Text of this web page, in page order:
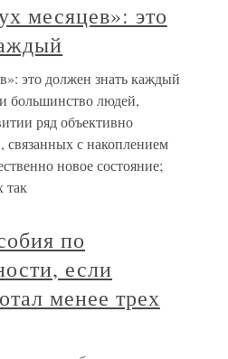
месяцев»: это
это должен знать каждый
большинство людей,
ряд объективно
связанных с накоплением
новое состояние;
так
по
если
менее трех